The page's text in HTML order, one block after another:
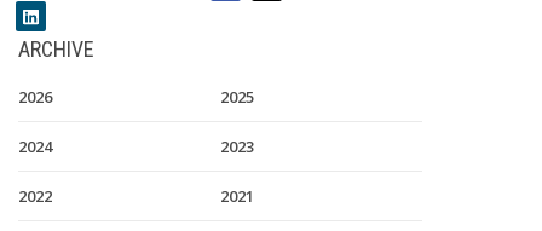
ARCHIVE
2026 2025
2024 2023
2022 2021